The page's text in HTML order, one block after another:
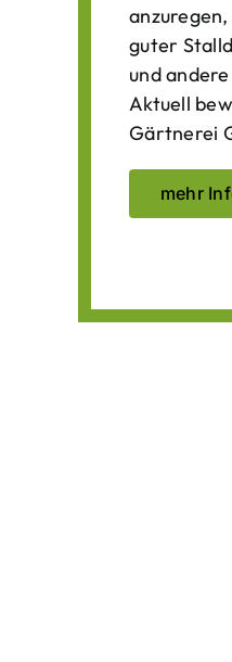
guter
und
Aktuell
Gärtnerei
mehr